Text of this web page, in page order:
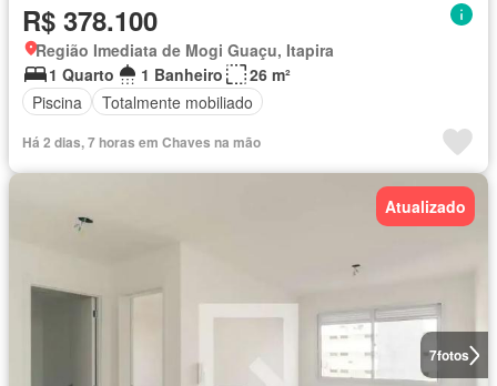
R$ 378.100
Região Imediata de Mogi Guaçu, Itapira
1 Quarto
1 Banheiro
26 m²
Piscina
Totalmente mobiliado
Há 2 dias, 7 horas em Chaves na mão
7fotos
Atualizado